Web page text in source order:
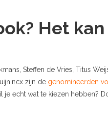
Het
Steffen de Vries, Titus
zijn de genomineerden
echt wat te kiezen hebben?